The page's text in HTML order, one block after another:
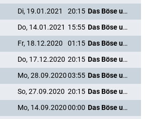
Di, 19.01.2021 20:15
Das Böse unter der Sonne
Do, 14.01.2021 15:55
Das Böse unter der Sonne
Fr, 18.12.2020 01:15
Das Böse unter der Sonne
Do, 17.12.2020 20:15
Das Böse unter der Sonne
Mo, 28.09.202003:55
Das Böse unter der Sonne
So, 27.09.2020 20:15
Das Böse unter der Sonne
Mo, 14.09.202000:00
Das Böse unter der Sonne